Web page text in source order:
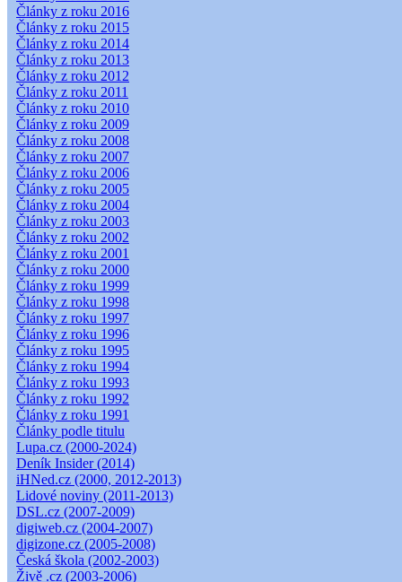
Články z roku 2016
Články z roku 2015
Články z roku 2014
Články z roku 2013
Články z roku 2012
Články z roku 2011
Články z roku 2010
Články z roku 2009
Články z roku 2008
Články z roku 2007
Články z roku 2006
Články z roku 2005
Články z roku 2004
Články z roku 2003
Články z roku 2002
Články z roku 2001
Články z roku 2000
Články z roku 1999
Články z roku 1998
Články z roku 1997
Články z roku 1996
Články z roku 1995
Články z roku 1994
Články z roku 1993
Články z roku 1992
Články z roku 1991
Články podle titulu
Lupa.cz (2000-2024)
Deník Insider (2014)
iHNed.cz (2000, 2012-2013)
Lidové noviny (2011-2013)
DSL.cz (2007-2009)
digiweb.cz (2004-2007)
digizone.cz (2005-2008)
Česká škola (2002-2003)
Živě .cz (2003-2006)